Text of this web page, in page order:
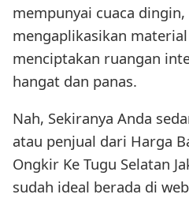
mempunyai cuaca
mengaplikasikan
menciptakan ruangan
hangat dan panas.
Nah, Sekiranya Anda
atau penjual dari Harga
Ongkir Ke Tugu Selatan
sudah ideal berada di